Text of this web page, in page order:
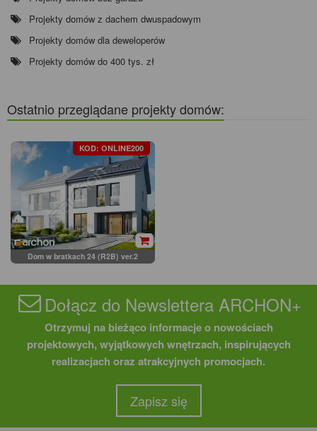
Projekty domów z dachem dwuspadowym
Projekty domów dla deweloperów
Projekty domów do 400 tys. zł
Ostatnio przeglądane projekty domów:
KOD: ONLINE200
Dom w bratkach 24 (R2B) ver.2
Dołącz do Newslettera ARCHON+
Otrzymuj na bieżąco informacje o nowościach
projektowych, wyjątkowych wnętrzach, inspirujących
realizacjach oraz atrakcyjnych promocjach.
Zapisz się